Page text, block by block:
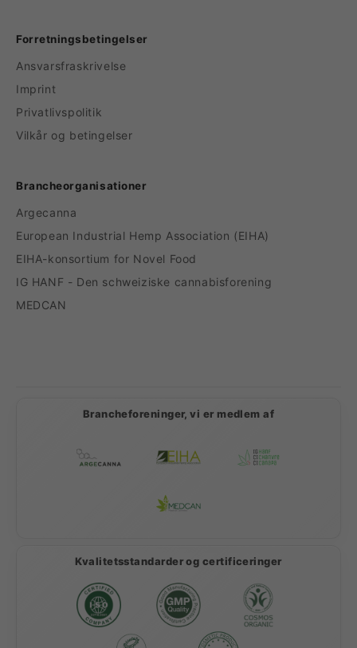
Forretningsbetingelser
Ansvarsfraskrivelse
Imprint
Privatlivspolitik
Vilkår og betingelser
Brancheorganisationer
Argecanna
European Industrial Hemp Association (EIHA)
EIHA-konsortium for Novel Food
IG HANF - Den schweiziske cannabisforening
MEDCAN
Brancheforeninger, vi er medlem af
Kvalitetsstandarder og certificeringer